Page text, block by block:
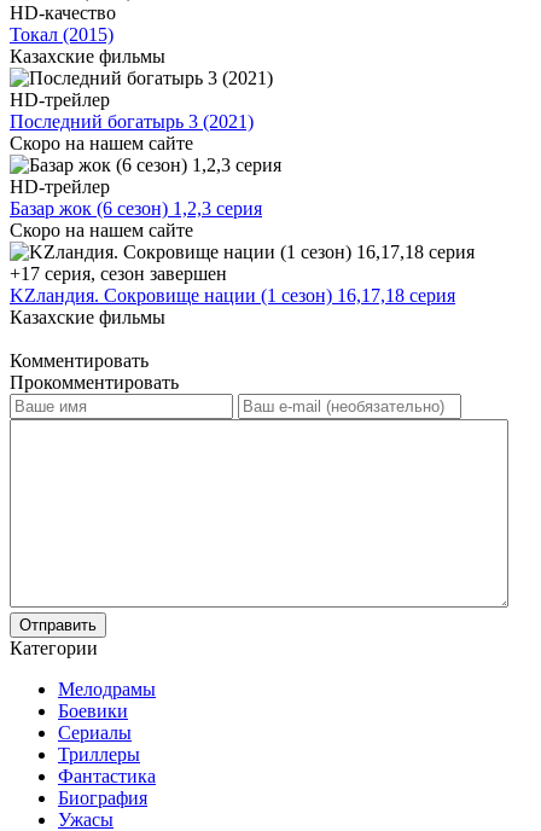
HD-качество
Токал (2015)
Казахские фильмы
HD-трейлер
Последний богатырь 3 (2021)
Скоро на нашем сайте
HD-трейлер
Базар жок (6 сезон) 1,2,3 серия
Скоро на нашем сайте
+17 серия, сезон завершен
KZландия. Сокровище нации (1 сезон) 16,17,18 серия
Казахские фильмы
Комментировать
Прокомментировать
Отправить
Категории
Мелодрамы
Боевики
Сериалы
Триллеры
Фантастика
Биография
Ужасы